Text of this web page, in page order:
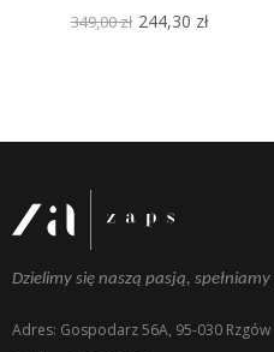
349,00 zł 244,30 zł
Dzielimy się naszą pasją,
Adres: Gospodarz 56A, 95-030 Rzgów